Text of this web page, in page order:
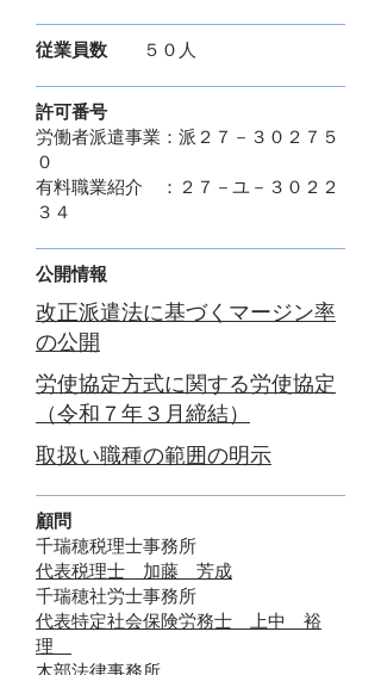
従業員数 ５０人
許可番号
労働者派遣事業：派２７－３０２７５
０​
有料職業紹介 ：２７－ユ－３０２２
３４
​公開情報
​改正派遣法に基づくマージン率
の公開
労使協定方式に関する労使協定
（令和７年３月締結）
取扱い職種の範囲の明示
顧問
千瑞穂税理士事務所
代表税理士 加藤 芳成​
千瑞穂社労士事務所
代表特定社会保険労務士 上中 裕
理
木部法律事務所